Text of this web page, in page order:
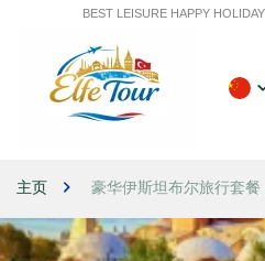
BEST LEISURE HAPPY
主页 豪华伊斯坦布尔旅行套